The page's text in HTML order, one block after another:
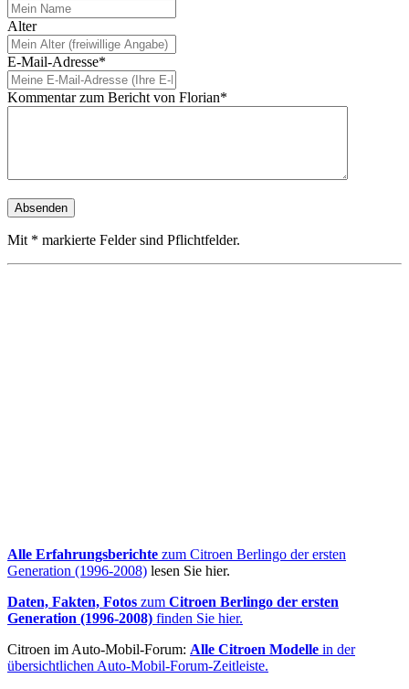
Alter
E-Mail-Adresse*
Kommentar zum Bericht von Florian*
Mit * markierte Felder sind Pflichtfelder.
Alle Erfahrungsberichte zum Citroen Berlingo der ersten
Generation (1996-2008) lesen Sie hier.
Daten, Fakten, Fotos zum Citroen Berlingo der ersten
Generation (1996-2008) finden Sie hier.
Citroen im Auto-Mobil-Forum: Alle Citroen Modelle in der
übersichtlichen Auto-Mobil-Forum-Zeitleiste.